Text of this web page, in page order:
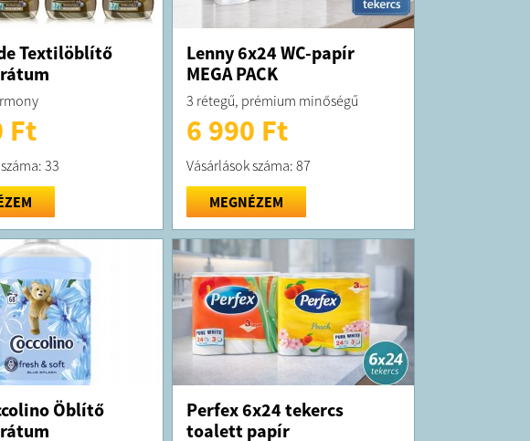
Textilöblítő
Ft
33
Lenny 6x24 WC-papír
MEGA PACK
3 rétegű, prémium minőségű
6 990 Ft
Vásárlások száma: 87
MEGNÉZEM
Öblítő
Perfex 6x24 tekercs
toalett papír